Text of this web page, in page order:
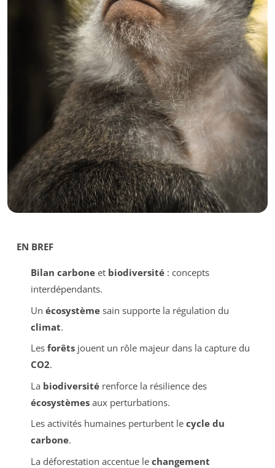
EN BREF
Bilan carboneet biodiversité: concepts
interdépendants.
Un écosystèmesain supporte la régulation du
climat.
Les forêtsjouent un rôle majeur dans la capture du
CO2.
La biodiversitérenforce la résilience des
écosystèmesaux perturbations.
Les activités humaines perturbent le cycle du
carbone.
La déforestation accentue le changement